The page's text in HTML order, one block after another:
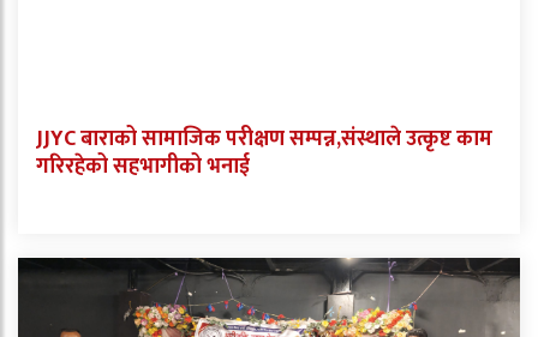
JJYC बाराको सामाजिक परीक्षण सम्पन्न,संस्थाले उत्कृष्ट काम
गरिरहेको सहभागीको भनाई